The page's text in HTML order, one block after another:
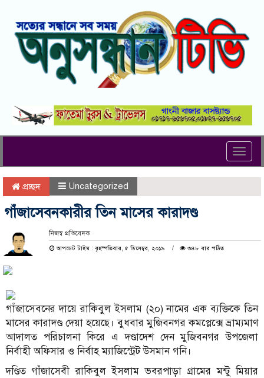
প্রচ্ছদ Uncategorized
গাঁজাসেবনকারীর তিন মাসের কারাদণ্ড
নিজস্ব প্রতিবেদক
আপডেট টাইম : বৃহস্পতিবার, ৫ ডিসেম্বর, ২০১৯
৩৪৮ বার পঠিত
গাঁজাসেবনের দায়ে রাকিবুল ইসলাম (২০) নামের এক ব্যক্তিকে তিন
মাসের কারাদণ্ড দেয়া হয়েছে। বুধবার মুজিবনগর কমপ্লেক্সে ভ্রাম্যমাণ
আদালত পরিচালনা কিরে এ দণ্ডাদেশ দেন মুজিবনগর উপজেলা
নির্বাহী অফিসার ও নির্বাহ ম্যাজিস্ট্রেট উসমান গনি।
দণ্ডিত গাঁজাসেবী রাকিবুল ইসলাম ভবরপাড়া গ্রামের মন্টু মিয়ার